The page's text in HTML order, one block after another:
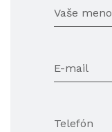
Vaše meno
E-mail
Telefón